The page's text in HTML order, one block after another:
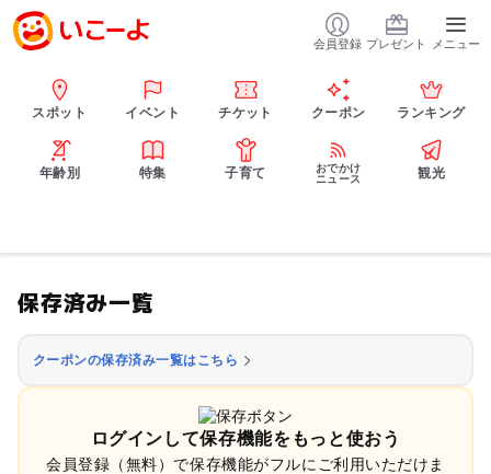
会員登録 プレゼント メニュー
スポット イベント チケット クーポン ランキング
年齢別 特集 子育て
おでかけ
ニュース
観光
保存済み一覧
クーポンの保存済み一覧はこちら
ログインして保存機能をもっと使おう
会員登録（無料）で保存機能がフルにご利用いただけま